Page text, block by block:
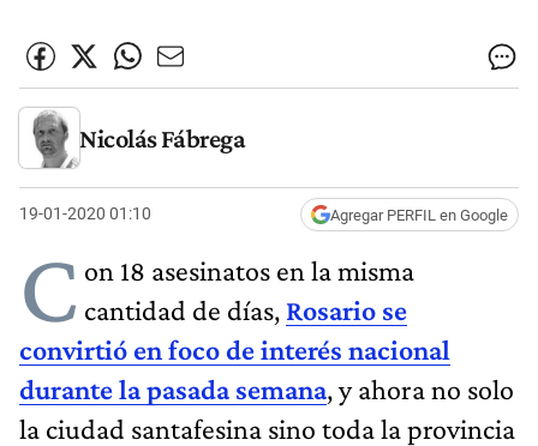
Nicolás Fábrega
19-01-2020 01:10 Agregar PERFIL en Google
C on 18 asesinatos en la misma
cantidad de días, Rosario se
convirtió en foco de interés nacional
durante la pasada semana, y ahora no solo
la ciudad santafesina sino toda la provincia